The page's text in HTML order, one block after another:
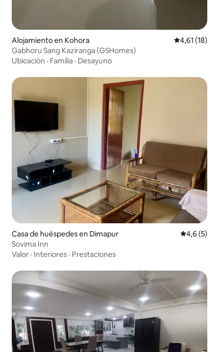
Alojamiento en Kohora Calificación
4,61 (18)
Gabhoru Sang Kaziranga (GSHomes)
Ubicación · Familia · Desayuno
Casa de huéspedes en Dimapur
4,6 (5)
Sovima Inn
Valor · Interiores · Prestaciones